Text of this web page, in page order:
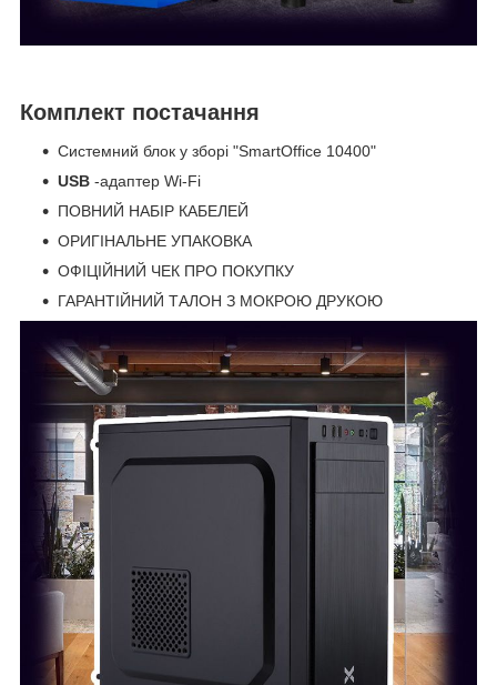
Комплект постачання
Системний блок у зборі "SmartOffice 10400"
USB -адаптер Wi-Fi
ПОВНИЙ НАБІР КАБЕЛЕЙ
ОРИГІНАЛЬНЕ УПАКОВКА
ОФІЦІЙНИЙ ЧЕК ПРО ПОКУПКУ
ГАРАНТІЙНИЙ ТАЛОН З МОКРОЮ ДРУКОЮ